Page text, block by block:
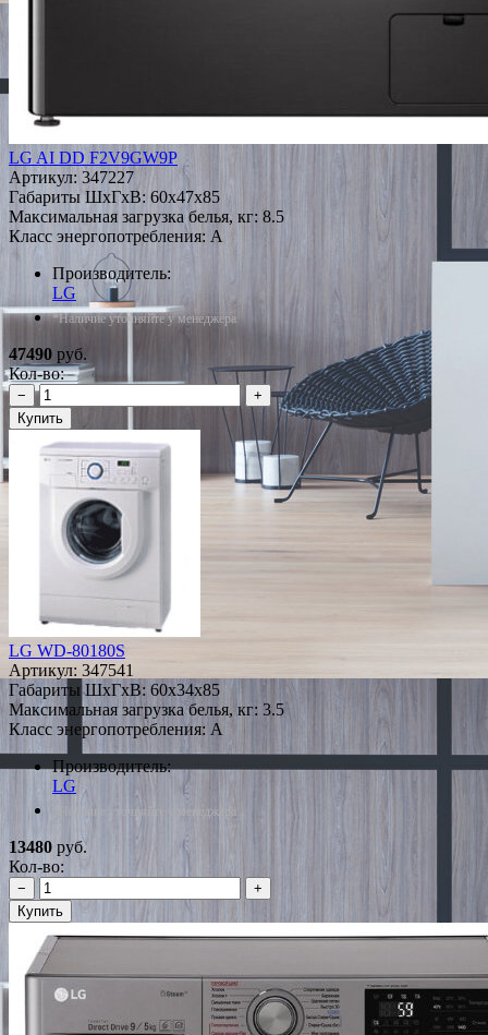
LG AI DD F2V9GW9P
Артикул: 347227
Габариты ШxГxВ: 60x47x85
Максимальная загрузка белья, кг: 8.5
Класс энергопотребления: A
Производитель:
LG
*Наличие уточняйте у менеджера
47490 руб.
Кол-во:
−
+
Купить
LG WD-80180S
Артикул: 347541
Габариты ШxГxВ: 60x34x85
Максимальная загрузка белья, кг: 3.5
Класс энергопотребления: A
Производитель:
LG
*Наличие уточняйте у менеджера
13480 руб.
Кол-во:
−
+
Купить